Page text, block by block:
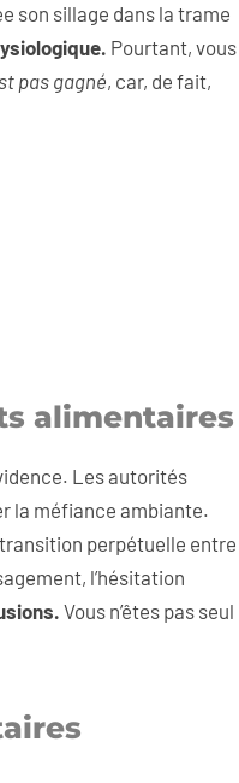
son sillage dans la trame
Pourtant, vous
pas gagné, car, de fait,
alimentaires
Les autorités
la méfiance ambiante.
perpétuelle entre
l’hésitation
Vous n’êtes pas seul